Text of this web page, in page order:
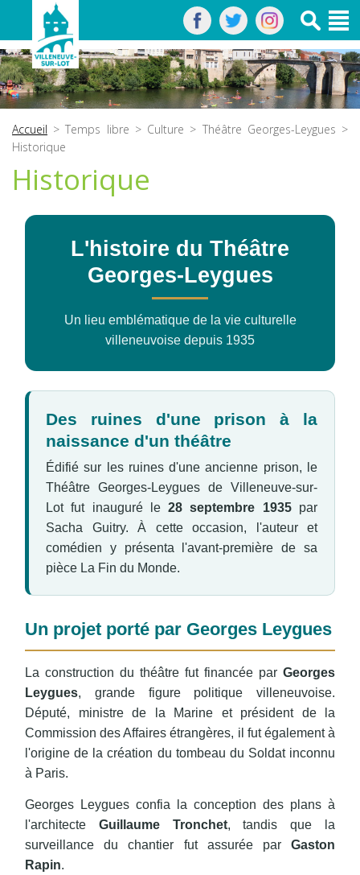
Accueil >Temps libre > Culture > Théâtre Georges-Leygues >
Historique
Historique
L'histoire du Théâtre
Georges-Leygues
Un lieu emblématique de la vie culturelle
villeneuvoise depuis 1935
Des ruines d'une prison à la
naissance d'un théâtre
Édifié sur les ruines d'une ancienne prison, le
Théâtre Georges-Leygues de Villeneuve-sur-
Lot fut inauguré le28 septembre 1935par
Sacha Guitry. À cette occasion, l'auteur et
comédien y présenta l'avant-première de sa
pièce La Fin du Monde.
Un projet porté par Georges Leygues
La construction du théâtre fut financée par Georges
Leygues, grande figure politique villeneuvoise.
Député, ministre de la Marine et président de la
Commission des Affaires étrangères, il fut également à
l'origine de la création du tombeau du Soldat inconnu
à Paris.
Georges Leygues confia la conception des plans à
l'architecte Guillaume Tronchet, tandis que la
surveillance du chantier fut assurée par Gaston
Rapin.